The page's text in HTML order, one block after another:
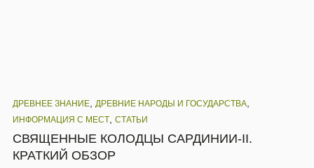
ДРЕВНЕЕ ЗНАНИЕ ДРЕВНИЕ НАРОДЫ И ГОСУДАРСТВА
ИНФОРМАЦИЯ С МЕСТ СТАТЬИ
СВЯЩЕННЫЕ КОЛОДЦЫ САРДИНИИ-II.
КРАТКИЙ ОБЗОР